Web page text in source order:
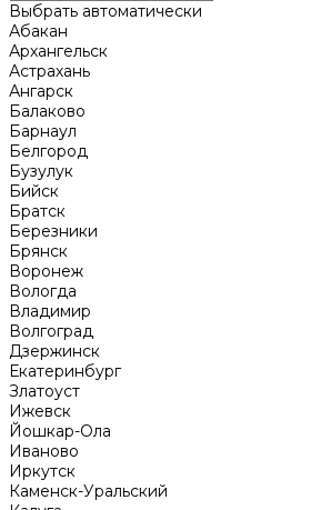
Выбрать автоматически
Абакан
Архангельск
Астрахань
Ангарск
Балаково
Барнаул
Белгород
Бузулук
Бийск
Братск
Березники
Брянск
Воронеж
Вологда
Владимир
Волгоград
Дзержинск
Екатеринбург
Златоуст
Ижевск
Йошкар-Ола
Иваново
Иркутск
Каменск-Уральский